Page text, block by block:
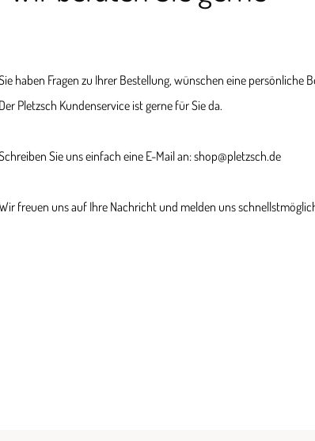
haben Fragen zu Ihrer Bestellung, wünschen eine persönliche
Der Pletzsch Kundenservice ist gerne für Sie da.
Sie uns einfach eine E-Mail an: shop@pletzsch.de
freuen uns auf Ihre Nachricht und melden uns